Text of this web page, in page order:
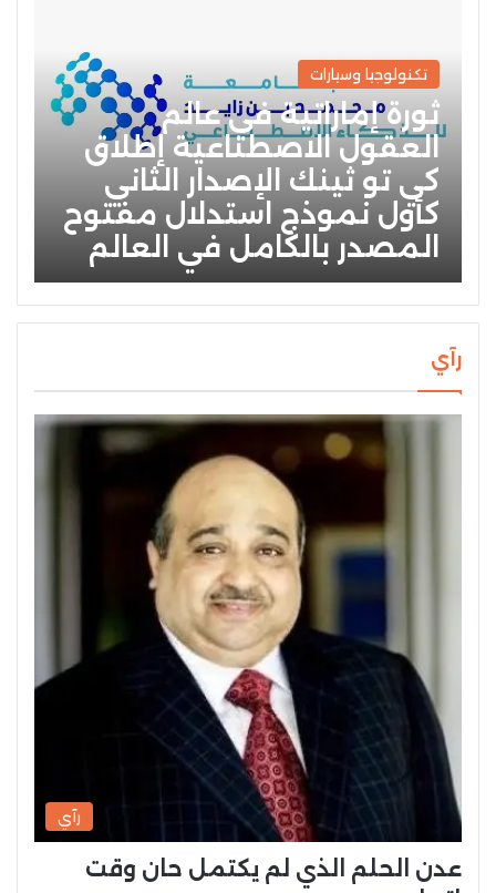
تكنولوجيا وسيارات
ثورة إماراتية في عالم
العقول الاصطناعية إطلاق
كي تو ثينك الإصدار الثاني
كأول نموذج استدلال مفتوح
المصدر بالكامل في العالم
رآي
رآي
عدن الحلم الذي لم يكتمل حان وقت